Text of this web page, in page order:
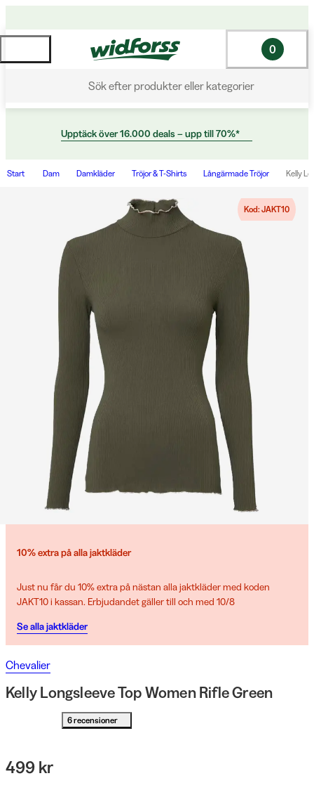
Sök efter produkter eller kategorier
0
Upptäck över 16.000 deals – upp till 70%*
Start Dam Damkläder Tröjor & T-Shirts Långärmade Tröjor Kelly
Kod: JAKT10
10% extra på alla jaktkläder
Just nu får du 10% extra på nästan alla jaktkläder med koden
JAKT10 i kassan. Erbjudandet gäller till och med 10/8
Se alla jaktkläder
Chevalier
Kelly Longsleeve Top Women Rifle Green
6 recensioner
499 kr